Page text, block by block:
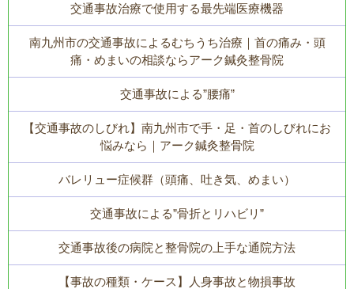
交通事故治療で使用する最先端医療機器
南九州市の交通事故によるむちうち治療｜首の痛み・頭
痛・めまいの相談ならアーク鍼灸整骨院
交通事故による”腰痛”
【交通事故のしびれ】南九州市で手・足・首のしびれにお
悩みなら｜アーク鍼灸整骨院
バレリュー症候群（頭痛、吐き気、めまい）
交通事故による”骨折とリハビリ”
交通事故後の病院と整骨院の上手な通院方法
【事故の種類・ケース】人身事故と物損事故